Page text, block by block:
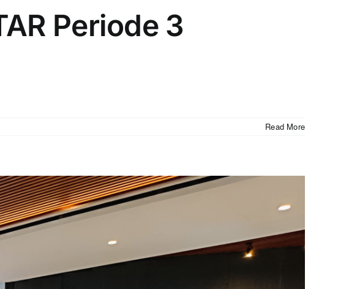
Periode 3
Read More